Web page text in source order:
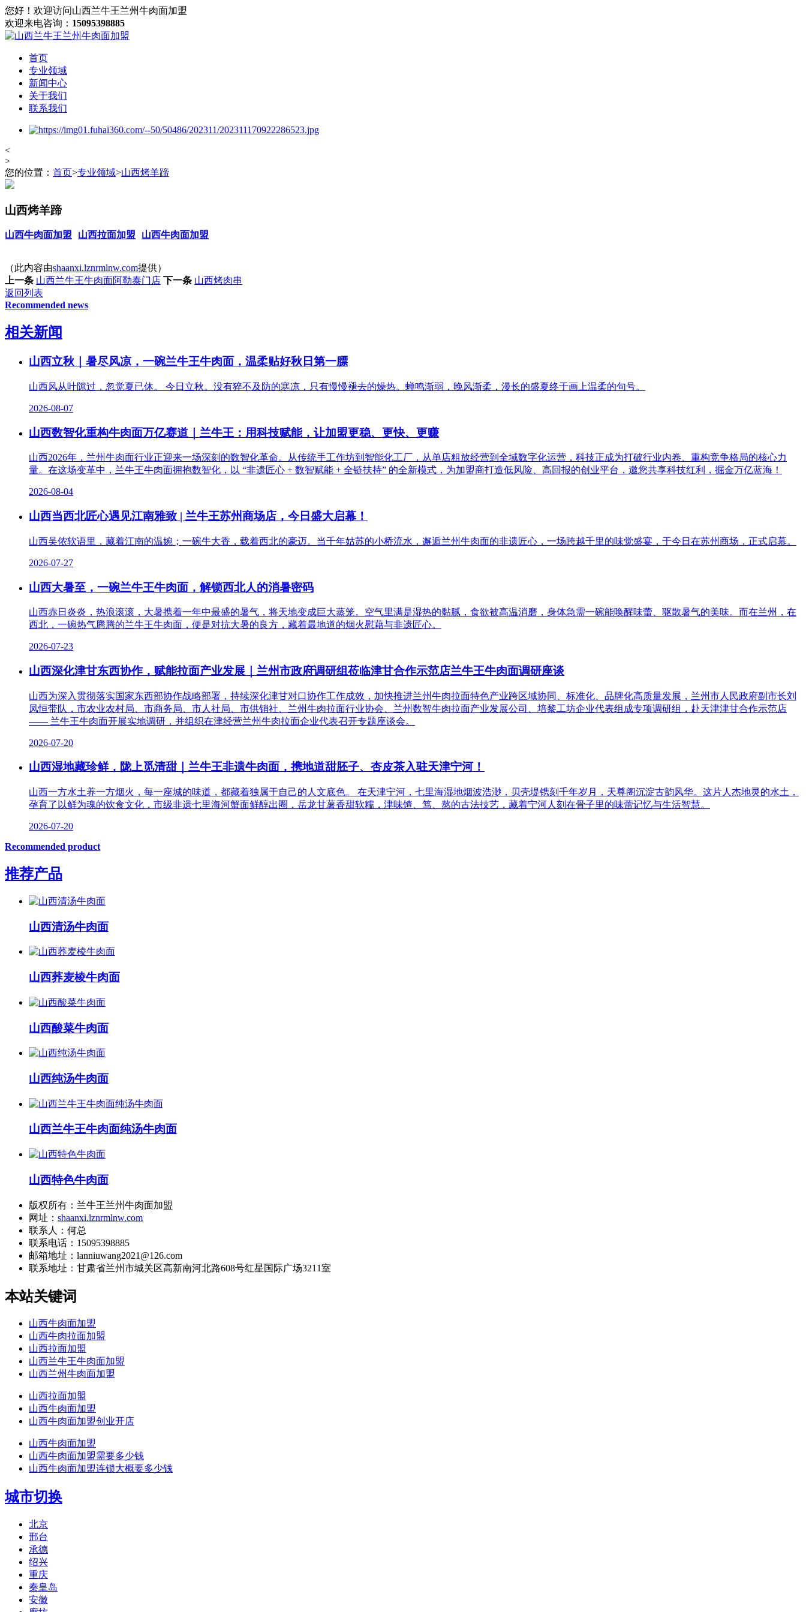
您好！欢迎访问山西兰牛王兰州牛肉面加盟
欢迎来电咨询： 15095398885
首页
专业领域
新闻中心
关于我们
联系我们
<
>
您的位置： 首页>专业领域>山西烤羊蹄
山西烤羊蹄
山西牛肉面加盟 山西拉面加盟 山西牛肉面加盟
（此内容由shaanxi.lznrmlnw.com提供）
上一条 山西兰牛王牛肉面阿勒泰门店 下一条 山西烤肉串
返回列表
Recommended news
相关新闻
山西立秋｜暑尽风凉，一碗兰牛王牛肉面，温柔贴好秋日第一膘
山西风从叶隙过，忽觉夏已休。 今日立秋。没有猝不及防的寒凉，只有慢慢褪去的燥热。蝉鸣渐弱，晚风渐柔，漫长的盛夏终于画上温柔的句号。
2026-08-07
山西数智化重构牛肉面万亿赛道｜兰牛王：用科技赋能，让加盟更稳、更快、更赚
山西2026年，兰州牛肉面行业正迎来一场深刻的数智化革命。从传统手工作坊到智能化工厂，从单店粗放经营到全域数字化运营，科技正成为打破行业内卷、重构竞争格局的核心力
量。在这场变革中，兰牛王牛肉面拥抱数智化，以 “非遗匠心 + 数智赋能 + 全链扶持” 的全新模式，为加盟商打造低风险、高回报的创业平台，邀您共享科技红利，掘金万亿蓝海！
2026-08-04
山西当西北匠心遇见江南雅致 | 兰牛王苏州商场店，今日盛大启幕！
山西吴侬软语里，藏着江南的温婉；一碗牛大香，载着西北的豪迈。当千年姑苏的小桥流水，邂逅兰州牛肉面的非遗匠心，一场跨越千里的味觉盛宴，于今日在苏州商场，正式启幕。
2026-07-27
山西大暑至，一碗兰牛王牛肉面，解锁西北人的消暑密码
山西赤日炎炎，热浪滚滚，大暑携着一年中最盛的暑气，将天地变成巨大蒸笼。空气里满是湿热的黏腻，食欲被高温消磨，身体急需一碗能唤醒味蕾、驱散暑气的美味。而在兰州，在
西北，一碗热气腾腾的兰牛王牛肉面，便是对抗大暑的良方，藏着最地道的烟火慰藉与非遗匠心。
2026-07-23
山西深化津甘东西协作，赋能拉面产业发展｜兰州市政府调研组莅临津甘合作示范店兰牛王牛肉面调研座谈
山西为深入贯彻落实国家东西部协作战略部署，持续深化津甘对口协作工作成效，加快推进兰州牛肉拉面特色产业跨区域协同、标准化、品牌化高质量发展，兰州市人民政府副市长刘
凤恒带队，市农业农村局、市商务局、市人社局、市供销社、兰州牛肉拉面行业协会、兰州数智牛肉拉面产业发展公司、培黎工坊企业代表组成专项调研组，赴天津津甘合作示范店
—— 兰牛王牛肉面开展实地调研，并组织在津经营兰州牛肉拉面企业代表召开专题座谈会。
2026-07-20
山西湿地藏珍鲜，陇上觅清甜｜兰牛王非遗牛肉面，携地道甜胚子、杏皮茶入驻天津宁河！
山西一方水土养一方烟火，每一座城的味道，都藏着独属于自己的人文底色。 在天津宁河，七里海湿地烟波浩渺，贝壳堤镌刻千年岁月，天尊阁沉淀古韵风华。这片人杰地灵的水土，
孕育了以鲜为魂的饮食文化，市级非遗七里海河蟹面鲜醇出圈，岳龙甘薯香甜软糯，津味馇、笃、熬的古法技艺，藏着宁河人刻在骨子里的味蕾记忆与生活智慧。
2026-07-20
Recommended product
推荐产品
山西清汤牛肉面
山西荞麦棱牛肉面
山西酸菜牛肉面
山西纯汤牛肉面
山西兰牛王牛肉面纯汤牛肉面
山西特色牛肉面
版权所有：兰牛王兰州牛肉面加盟
网址： shaanxi.lznrmlnw.com
联系人：何总
联系电话：15095398885
邮箱地址：lanniuwang2021@126.com
联系地址： 甘肃省兰州市城关区高新南河北路608号红星国际广场3211室
本站关键词
山西牛肉面加盟
山西牛肉拉面加盟
山西拉面加盟
山西兰牛王牛肉面加盟
山西兰州牛肉面加盟
山西拉面加盟
山西牛肉面加盟
山西牛肉面加盟创业开店
山西牛肉面加盟
山西牛肉面加盟需要多少钱
山西牛肉面加盟连锁大概要多少钱
城市切换
北京
邢台
承德
绍兴
重庆
秦皇岛
安徽